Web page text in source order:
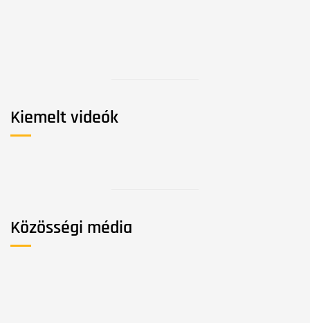
Kiemelt videók
Közösségi média